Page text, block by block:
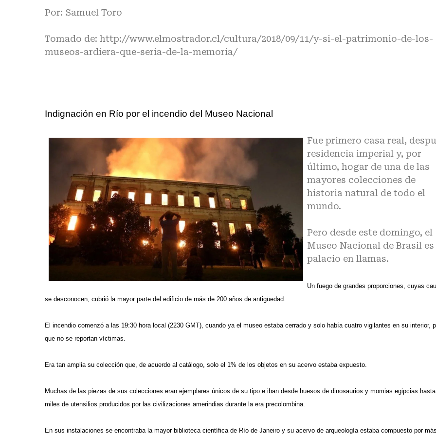
Por: Samuel Toro
Tomado de: http://www.elmostrador.cl/cultura/2018/09/11/y-si-el-patrimonio-de-los-
museos-ardiera-que-seria-de-la-memoria/
Indignación en Río por el incendio del Museo Nacional
Fue primero casa real,
residencia imperial y, por
último, hogar de una de las
mayores colecciones de
historia natural de todo el
mundo.
Pero desde este domingo, el
Museo Nacional de Brasil
palacio en llamas.
Un fuego de grandes proporciones, cuyas
se desconocen, cubrió la mayor parte del edificio de más de 200 años de antigüedad.
El incendio comenzó a las 19:30 hora local (2230 GMT), cuando ya el museo estaba cerrado y solo había cuatro vigilantes en su interior,
que no se reportan víctimas.
Era tan amplia su colección que, de acuerdo al catálogo, solo el 1% de los objetos en su acervo estaba expuesto.
Muchas de las piezas de sus colecciones eran ejemplares únicos de su tipo e iban desde huesos de dinosaurios y momias egipcias hasta
miles de utensilios producidos por las civilizaciones amerindias durante la era precolombina.
En sus instalaciones se encontraba la mayor biblioteca científica de Río de Janeiro y su acervo de arqueología estaba compuesto por